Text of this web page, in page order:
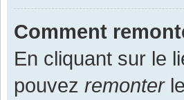
Comment
En cliquant sur le
pouvez remonter